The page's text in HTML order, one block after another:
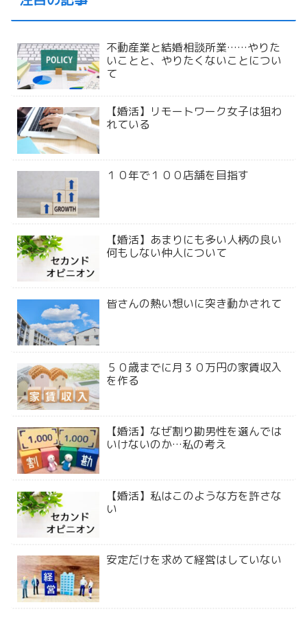
不動産業と結婚相談所業……やりた
いことと、やりたくないことについ
て
【婚活】リモートワーク女子は狙わ
れている
１０年で１００店舗を目指す
【婚活】あまりにも多い人柄の良い
何もしない仲人について
皆さんの熱い想いに突き動かされて
５０歳までに月３０万円の家賃収入
を作る
【婚活】なぜ割り勘男性を選んでは
いけないのか…私の考え
【婚活】私はこのような方を許さな
い
安定だけを求めて経営はしていない